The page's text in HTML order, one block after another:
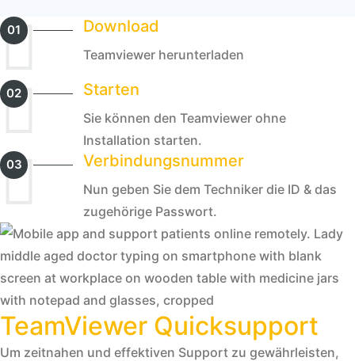
01 Download
Teamviewer herunterladen
02 Starten
Sie können den Teamviewer ohne
Installation starten.
03 Verbindungsnummer
Nun geben Sie dem Techniker die ID & das
zugehörige Passwort.
TeamViewer Quicksupport
Um zeitnahen und effektiven Support zu gewährleisten,